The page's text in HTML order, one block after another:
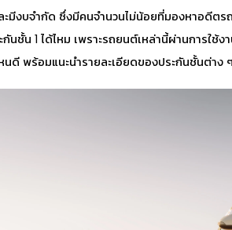
งบจำกัด ซึ่งมีคนจำนวนไม่น้อยที่มองหาอดีต
นชั้น 1 ได้ไหม เพราะรถยนต์เหล่านี้ผ่านการใช้
ดี พร้อมแนะนำรายละเอียดของประกันชั้นต่าง